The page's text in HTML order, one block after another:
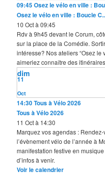
09:45Osez le vélo en ville :
Osez le vélo en ville : Boucle
10 Oct à 09:45
Rdv à 9h45 devant le Corum,
sur la place de la Comédie.
intéresse? Nos ateliers “Osez le
aimeriez connaître des
Oct
11
dim
14:30Tous à Vélo 2026
Tous à Vélo 2026
11 Oct à 14:30
Marquez vos agendas :
l’évènement vélo de l’année à
manifestation festive en
d’infos à venir.
Voir le calendrier